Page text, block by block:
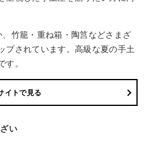
竹籠・重ね箱・陶筥などさまざ
プされています。高級な夏の手土
す。
イトで見る
い